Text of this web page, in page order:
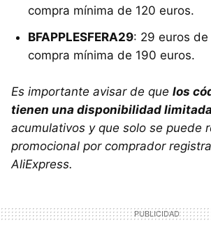
compra mínima de 120 euros.
BFAPPLESFERA29: 29 euros
compra mínima de 190 euros.
Es importante avisar de que los
tienen una disponibilidad
acumulativos y que solo se puede
promocional por comprador
AliExpress.